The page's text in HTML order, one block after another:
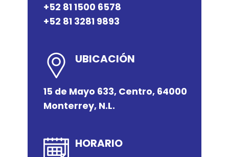
+52 81 1500 6578
+52 81 3281 9893
UBICACIÓN
15 de Mayo 633, Centro, 64000
Monterrey, N.L.
HORARIO